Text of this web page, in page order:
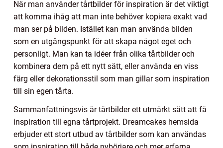
När man använder tårtbilder för inspiration är det viktigt
att komma ihåg att man inte behöver kopiera exakt vad
man ser på bilden. Istället kan man använda bilden
som en utgångspunkt för att skapa något eget och
personligt. Man kan ta idéer från olika tårtbilder och
kombinera dem på ett nytt sätt, eller använda en viss
färg eller dekorationsstil som man gillar som inspiration
till sin egen tårta.
Sammanfattningsvis är tårtbilder ett utmärkt sätt att få
inspiration till egna tårtprojekt. Dreamcakes hemsida
erbjuder ett stort utbud av tårtbilder som kan användas